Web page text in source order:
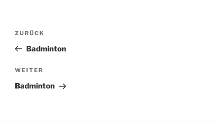
Beitragsnavigation
Vorheriger
Beitrag
ZURÜCK
Badminton
Nächster
Beitrag
WEITER
Badminton